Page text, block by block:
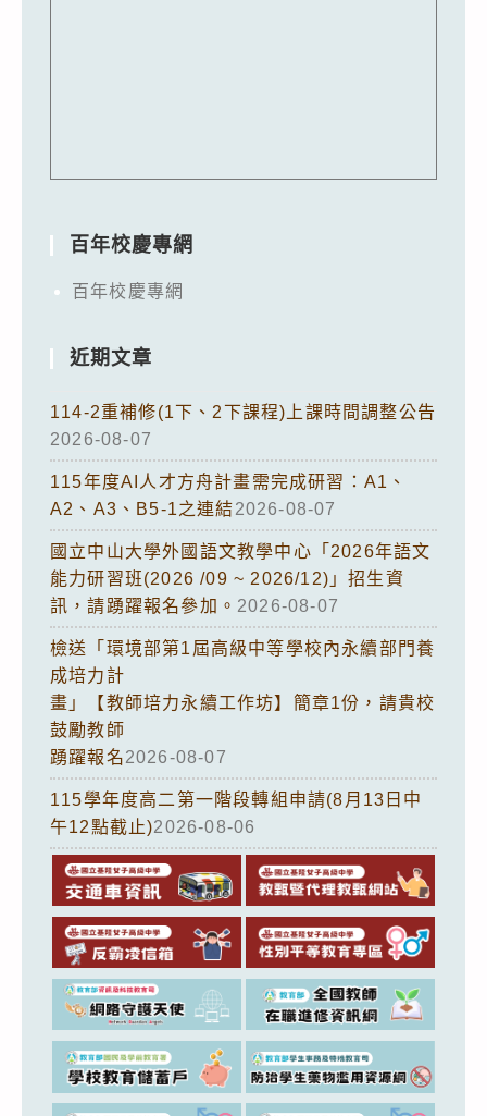
百年校慶專網
百年校慶專網
近期文章
114-2重補修(1下、2下課程)上課時間調整公告
2026-08-07
115年度AI人才方舟計畫需完成研習：A1、
A2、A3、B5-1之連結2026-08-07
國立中山大學外國語文教學中心「2026年語文
能力研習班(2026 /09 ~ 2026/12)」招生資
訊，請踴躍報名參加。 2026-08-07
檢送「環境部第1屆高級中等學校內永續部門養
成培力計
畫」【教師培力永續工作坊】簡章1份，請貴校
鼓勵教師
踴躍報名2026-08-07
115學年度高二第一階段轉組申請(8月13日中
午12點截止)2026-08-06